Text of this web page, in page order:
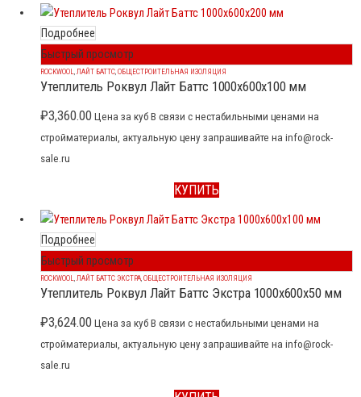
Подробнее
Быстрый просмотр
ROCKWOOL ЛАЙТ БАТТС ОБЩЕСТРОИТЕЛЬНАЯ ИЗОЛЯЦИЯ
Утеплитель Роквул Лайт Баттс 1000x600x100 мм
₽3,360.00 Цена за куб В связи с нестабильными ценами на
стройматериалы, актуальную цену запрашивайте на info@rock-
sale.ru
КУПИТЬ
Подробнее
Быстрый просмотр
ROCKWOOL,ЛАЙТ БАТТС ЭКСТРА,ОБЩЕСТРОИТЕЛЬНАЯ ИЗОЛЯЦИЯ
Утеплитель Роквул Лайт Баттс Экстра 1000x600x50 мм
₽3,624.00 Цена за куб В связи с нестабильными ценами на
стройматериалы, актуальную цену запрашивайте на info@rock-
sale.ru